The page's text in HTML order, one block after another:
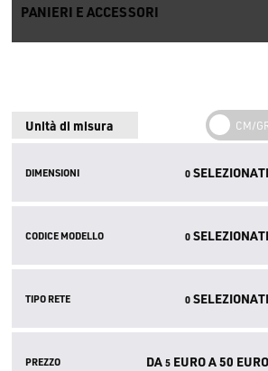
PANIERI E ACCESSORI
Unità di misura
DIMENSIONI 0SELEZIONATI
CODICE MODELLO 0SELEZIONATI
TIPO RETE 0SELEZIONATI
PREZZO DA 5EURO A50 EURO